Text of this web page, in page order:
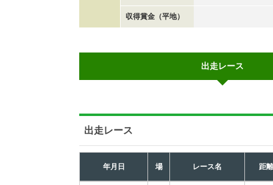
収得賞金（平地）
出走レース
出走レース
年月日 場 レース名 距離